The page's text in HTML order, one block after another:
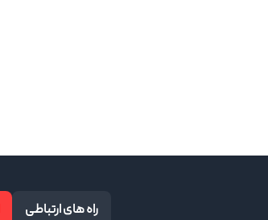
راه های ارتباطی